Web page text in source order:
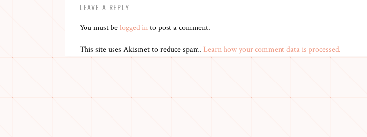
LEAVE A REPLY
You must belogged into post a comment.
This site uses Akismet to reduce spam. Learn how your comment data is processed.